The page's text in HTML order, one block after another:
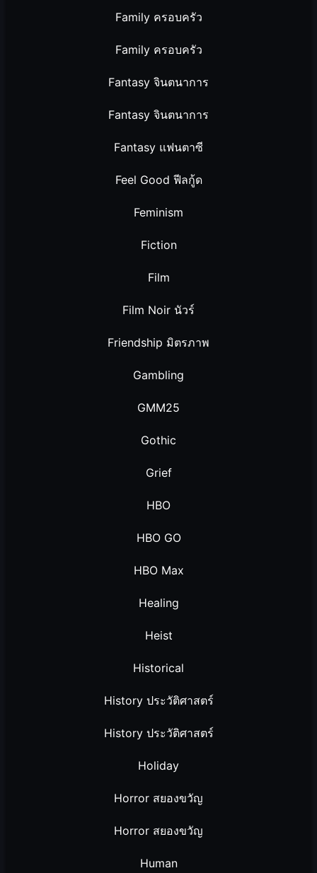
Family ครอบครัว
Family ครอบครัว
Fantasy จินตนาการ
Fantasy จินตนาการ
Fantasy แฟนตาซี
Feel Good ฟีลกู้ด
Feminism
Fiction
Film
Film Noir นัวร์
Friendship มิตรภาพ
Gambling
GMM25
Gothic
Grief
HBO
HBO GO
HBO Max
Healing
Heist
Historical
History ประวัติศาสตร์
History ประวัติศาสตร์
Holiday
Horror สยองขวัญ
Horror สยองขวัญ
Human